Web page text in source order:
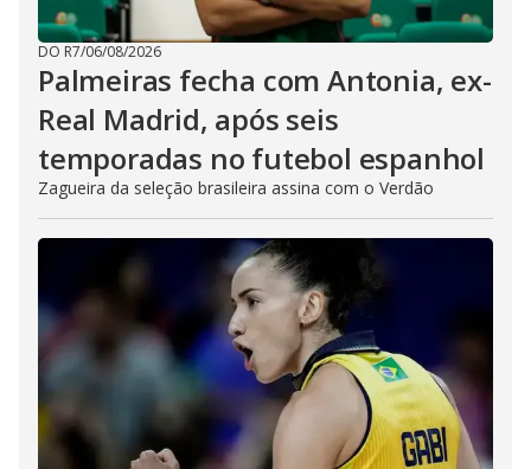
DO R7/06/08/2026
Palmeiras fecha com Antonia, ex-
Real Madrid, após seis
temporadas no futebol espanhol
Zagueira da seleção brasileira assina com o Verdão